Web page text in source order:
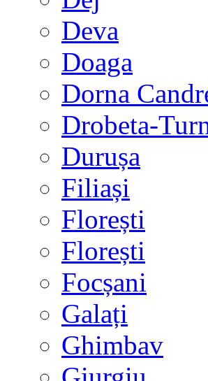
Deva
Doaga
Dorna
Drobeta-
Durușa
Filiași
Florești
Florești
Focșani
Galați
Ghimbav